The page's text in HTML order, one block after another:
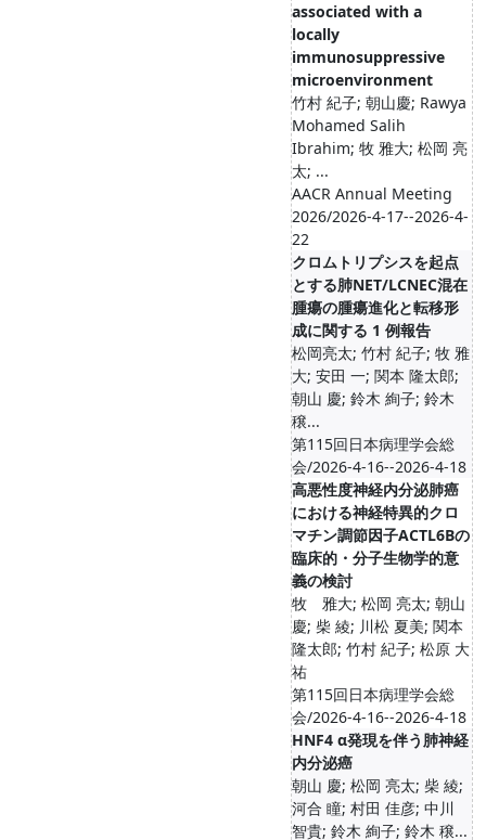
associated with a
locally
immunosuppressive
microenvironment
竹村 紀子; 朝山慶; Rawya
Mohamed Salih
Ibrahim; 牧 雅大; 松岡 亮
太; ...
AACR Annual Meeting
2026/2026-4-17--2026-4-
22
クロムトリプシスを起点
とする肺NET/LCNEC混在
腫瘍の腫瘍進化と転移形
成に関する 1 例報告
松岡亮太; 竹村 紀子; 牧 雅
大; 安田 一; 関本 隆太郎;
朝山 慶; 鈴木 絢子; 鈴木
穣...
第115回日本病理学会総
会/2026-4-16--2026-4-18
高悪性度神経内分泌肺癌
における神経特異的クロ
マチン調節因子ACTL6Bの
臨床的・分子生物学的意
義の検討
牧 雅大; 松岡 亮太; 朝山
慶; 柴 綾; 川松 夏美; 関本
隆太郎; 竹村 紀子; 松原 大
祐
第115回日本病理学会総
会/2026-4-16--2026-4-18
HNF4 α発現を伴う肺神経
内分泌癌
朝山 慶; 松岡 亮太; 柴 綾;
河合 瞳; 村田 佳彦; 中川
智貴; 鈴木 絢子; 鈴木 穣...